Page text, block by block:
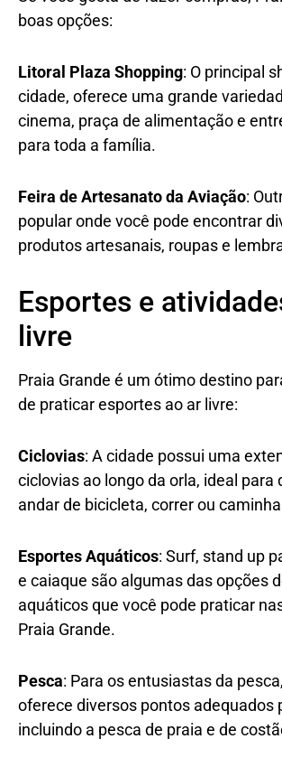
boas opções:
Litoral Plaza Shopping: O principal
cidade, oferece uma grande
cinema, praça de alimentação e
para toda a família.
Feira de Artesanato da Aviação:
popular onde você pode encontrar
produtos artesanais, roupas e
Esportes e
livre
Praia Grande é um ótimo destino
de praticar esportes ao ar livre:
Ciclovias: A cidade possui uma
ciclovias ao longo da orla, ideal para
andar de bicicleta, correr ou
Esportes Aquáticos: Surf, stand up
e caiaque são algumas das opções
aquáticos que você pode praticar
Praia Grande.
Pesca: Para os entusiastas da
oferece diversos pontos adequados
incluindo a pesca de praia e de